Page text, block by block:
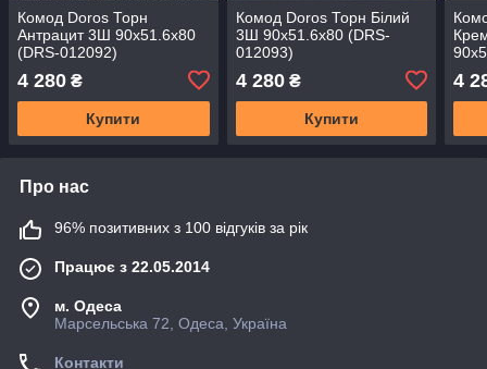
Комод Doros Торн
Антрацит 3Ш 90х51.6х80
(DRS-012092)
4 280 ₴
Купити
Комод Doros Торн Білий
3Ш 90х51.6х80 (DRS-
012093)
4 280₴
Купити
4
Про нас
96% позитивних з 100 відгуків за рік
Працює з 22.05.2014
м. Одеса
Марсельська 72, Одеса, Україна
Контакти